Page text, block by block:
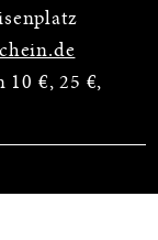
10 €, 25 €,